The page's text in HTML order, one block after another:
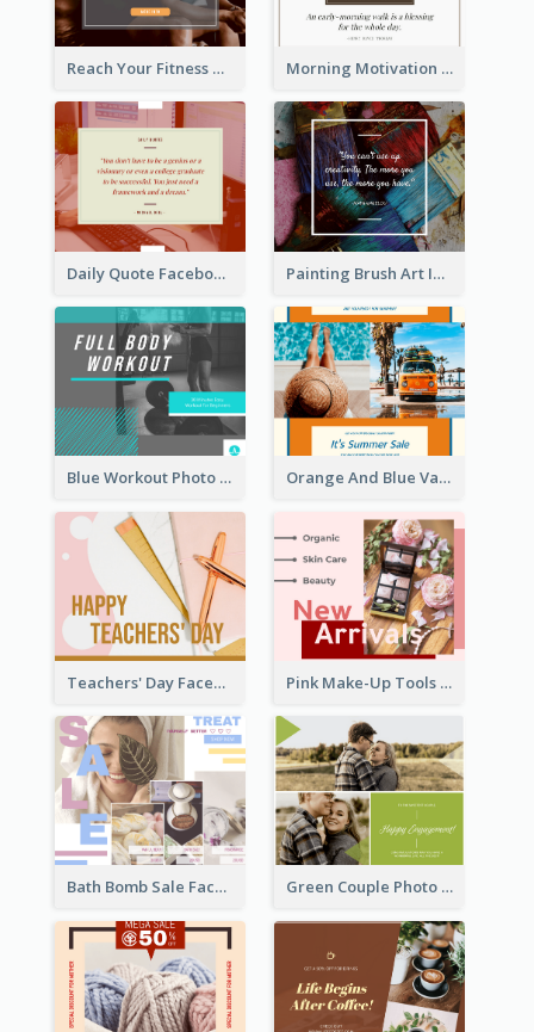
Reach Your Fitness Goals Facebook Post Morning Motivation Quotes Of Today Facebook Post
Daily Quote Facebook Post Painting Brush Art Inspirational quote Facebook Post
Blue Workout Photo Fitness Influencer Facebook Post Orange And Blue Vacation Photo Summer Sale Facebook Post
Teachers' Day Facebook Post With Pink And Orange Decorations Pink Make-Up Tools New Arrivals Facebook Post
Bath Bomb Sale Facebook Post Green Couple Photo Happy Engagement Facebook Post